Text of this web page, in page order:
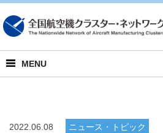
MENU
2022.06.08 ニュース・トピック